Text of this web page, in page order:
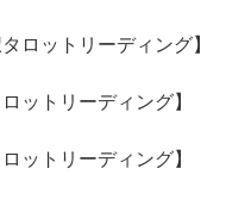
ロットリーディング】
ットリーディング】
ットリーディング】